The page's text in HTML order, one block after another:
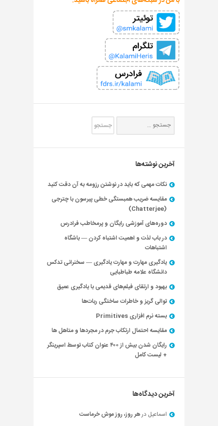
آخرین نوشته‌ها
نکات مهمی که باید در نوشتن رزومه به آن دقت کنید
مقایسه ضریب همبستگی خطی پیرسون با چترجی
(Chatterjee)
دوره‌های آموزشی رایگان و پرمخاطب فرادرس
در باب لذت و اهمیت اشتباه کردن — باشگاه
اشتباهات
یادگیری مهارت و مهارت یادگیری — سخنرانی تدکس
دانشگاه علامه طباطبایی
بهبود و ارتقای فیلم‌های قدیمی با یادگیری عمیق
توالی گریز و خاطرات ساختگی ربات‌ها
بسته نرم افزاری Primitives
مقایسه احتمال ارتکاب جرم در مجردها و متاهل ها
رایگان شدن بیش از ۴۰۰ عنوان کتاب توسط اسپرینگر
+ لیست کامل
آخرین دیدگاه‌ها
اسماعیل درهر روز، روز موش خرماست